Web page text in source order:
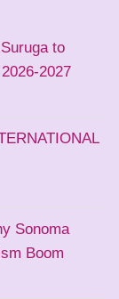
to
2027
Sonoma
Boom